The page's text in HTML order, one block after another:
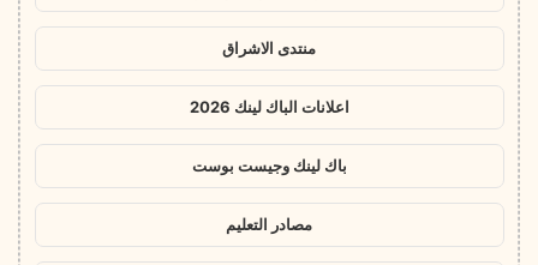
منتدى الاشراق
اعلانات الباك لينك 2026
باك لينك وجيست بوست
مصادر التعليم